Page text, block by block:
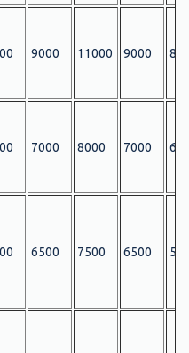
9000 11000 9000
7000 8000 7000
6500 7500 6500